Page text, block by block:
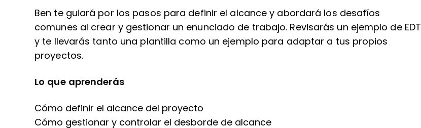
Ben te guiará por los pasos para definir el alcance y abordará los desafíos
comunes al crear y gestionar un enunciado de trabajo. Revisarás un ejemplo de EDT
y te llevarás tanto una plantilla como un ejemplo para adaptar a tus propios
proyectos.
Lo que aprenderás
Cómo definir el alcance del proyecto
Cómo gestionar y controlar el desborde de alcance